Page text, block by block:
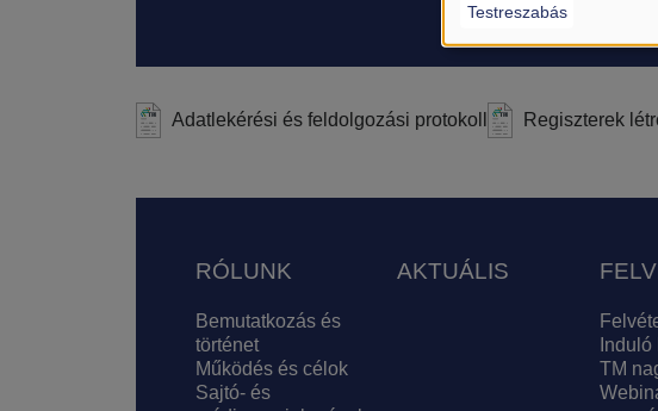
Adatlekérési és feldolgozási protokoll Regiszterek
Lábléc
RÓLUNK
Bemutatkozás és
történet
Működés és célok
Sajtó- és
AKTUÁLIS
TM
Testreszabás